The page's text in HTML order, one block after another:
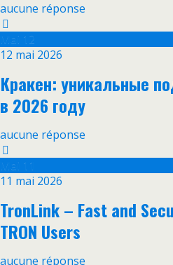
aucune réponse
Mai 12
12 mai 2026
Кракен: уникальные
в 2026 году
aucune réponse
Mai 11
11 mai 2026
TronLink – Fast and
TRON Users
aucune réponse